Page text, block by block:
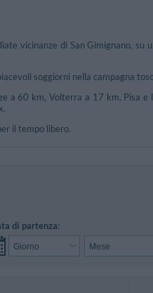
vicinanze di San Gimignano, su
soggiorni nella campagna
a 60 km, Volterra a 17 km, Pisa
il tempo libero.
di partenza: